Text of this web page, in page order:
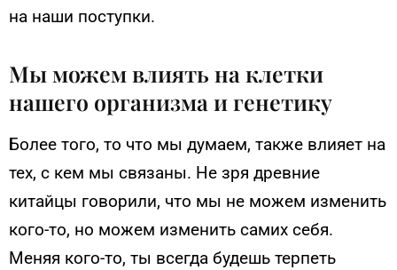
на наши поступки.
Мы можем влиять на клетки
нашего организма и генетику
Более того, то что мы думаем, также влияет на
тех, с кем мы связаны. Не зря древние
китайцы говорили, что мы не можем изменить
кого-то, но можем изменить самих себя.
Меняя кого-то, ты всегда будешь терпеть